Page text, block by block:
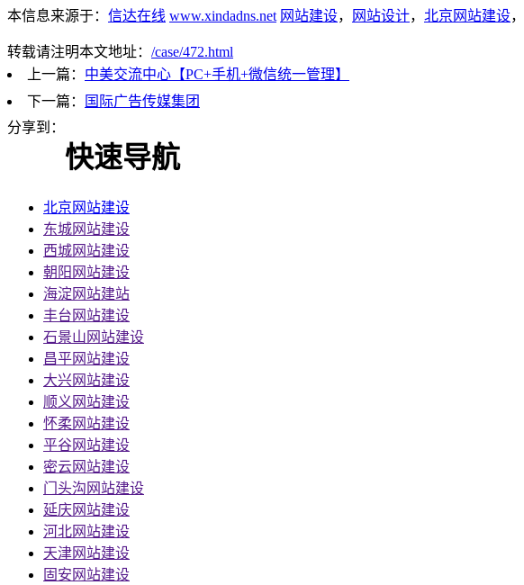
本信息来源于： 信达在线 www.xindadns.net 网站建设， 网站设计， 北京网站建设，
转载请注明本文地址： /case/472.html
上一篇： 中美交流中心【PC+手机+微信统一管理】
下一篇：
国际广告传媒集团
分享到：
快速导航
北京网站建设
东城网站建设
西城网站建设
朝阳网站建设
海淀网站建站
丰台网站建设
石景山网站建设
昌平网站建设
大兴网站建设
顺义网站建设
怀柔网站建设
平谷网站建设
密云网站建设
门头沟网站建设
延庆网站建设
河北网站建设
天津网站建设
固安网站建设